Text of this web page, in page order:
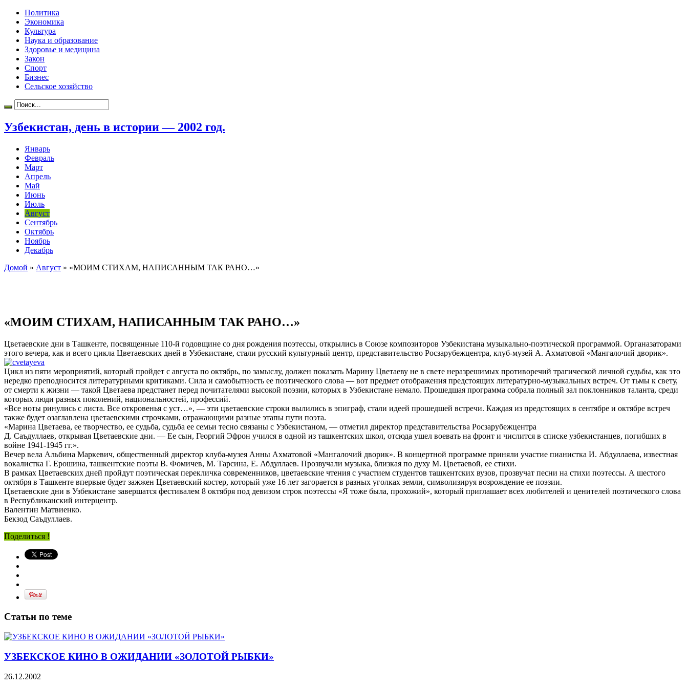
Политика
Экономика
Культура
Наука и образование
Здоровье и медицина
Закон
Спорт
Бизнес
Сельское хозяйство
Узбекистан, день в истории — 2002 год.
Январь
Февраль
Март
Апрель
Май
Июнь
Июль
Август
Сентябрь
Октябрь
Ноябрь
Декабрь
Домой » Август » «МОИМ СТИХАМ, НАПИСАННЫМ ТАК РАНО…»
«МОИМ СТИХАМ, НАПИСАННЫМ ТАК РАНО…»
Цветаевские дни в Ташкенте, посвященные 110-й годовщине со дня рождения поэтессы, открылись в Союзе композиторов Узбекистана музыкально-поэтической программой. Органазаторами
этого вечера, как и всего цикла Цветаевских дней в Узбекистане, стали русский культурный центр, представительство Росзарубежцентра, клуб-музей А. Ахматовой «Мангалочий дворик».
Цикл из пяти мероприятий, который пройдет с августа по октябрь, по замыслу, должен показать Марину Цветаеву не в свете неразрешимых противоречий трагической личной судьбы, как это
нередко преподносится литературными критиками. Сила и самобытность ее поэтического слова — вот предмет отображения предстоящих литературно-музыкальных встреч. От тьмы к свету,
от смерти к жизни — такой Цветаева предстанет перед почитателями высокой поэзии, которых в Узбекистане немало. Прошедшая программа собрала полный зал поклонников таланта, среди
которых люди разных поколений, национальностей, профессий.
«Все ноты ринулись с листа. Все откровенья с уст…», — эти цветаевские строки вылились в эпиграф, стали идеей прошедшей встречи. Каждая из предстоящих в сентябре и октябре встреч
также будет озаглавлена цветаевскими строчками, отражающими разные этапы пути поэта.
«Марина Цветаева, ее творчество, ее судьба, судьба ее семьи тесно связаны с Узбекистаном, — отметил директор представительства Росзарубежцентра
Д. Саъдуллаев, открывая Цветаевские дни. — Ее сын, Георгий Эфрон учился в одной из ташкентских школ, отсюда ушел воевать на фронт и числится в списке узбекистанцев, погибших в
войне 1941-1945 гг.».
Вечер вела Альбина Маркевич, общественный директор клуба-музея Анны Ахматовой «Мангалочий дворик». В концертной программе приняли участие пианистка И. Абдуллаева, известная
вокалистка Г. Ерошина, ташкентские поэты В. Фомичев, М. Тарсина, Е. Абдуллаев. Прозвучали музыка, близкая по духу М. Цветаевой, ее стихи.
В рамках Цветаевских дней пройдут поэтическая перекличка современников, цветаевские чтения с участием студентов ташкентских вузов, прозвучат песни на стихи поэтессы. А шестого
октября в Ташкенте впервые будет зажжен Цветаевский костер, который уже 16 лет загорается в разных уголках земли, символизируя возрождение ее поэзии.
Цветаевские дни в Узбекистане завершатся фестивалем 8 октября под девизом строк поэтессы «Я тоже была, прохожий», который приглашает всех любителей и ценителей поэтического слова
в Республиканский интерцентр.
Валентин Матвиенко.
Бекзод Саъдуллаев.
Поделиться !
Статьи по теме
УЗБЕКСКОЕ КИНО В ОЖИДАНИИ «ЗОЛОТОЙ РЫБКИ»
26.12.2002